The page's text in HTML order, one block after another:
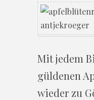
Mit jedem
güldenen
wieder zu